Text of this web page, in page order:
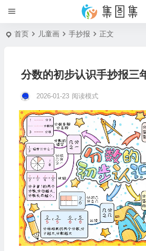
首页 儿童画 手抄报 正文
分数的初步认识手抄报三
2026-01-23 阅读模式